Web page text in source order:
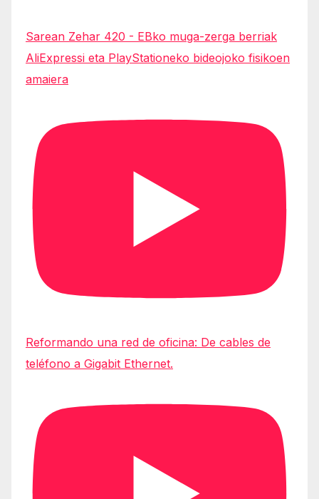
Sarean Zehar 420 - EBko muga-zerga berriak
AliExpressi eta PlayStationeko bideojoko fisikoen
amaiera
Reformando una red de oficina: De cables de
teléfono a Gigabit Ethernet.